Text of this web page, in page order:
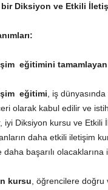
Diksiyon ve Etkili
eğitimini
eğitimi, iş
olarak kabul edilir ve
iyi Diksiyon kursu ve Etkili
daha etkili iletişim
başarılı olacaklarına
kursu, öğrencilere doğru